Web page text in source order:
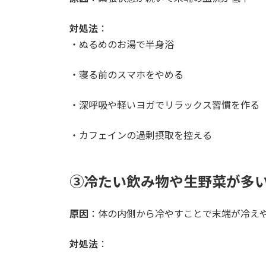
対処法 ：
・ぬるめのお湯で半身浴
・寝る前のスマホをやめる
・深呼吸や軽いヨガでリラックス習慣を作る
・カフェインの過剰摂取を控える
③冷たい飲み物や生野菜が多
原因 ：体の内側から冷やすことで末端が冷え
対処法 ：